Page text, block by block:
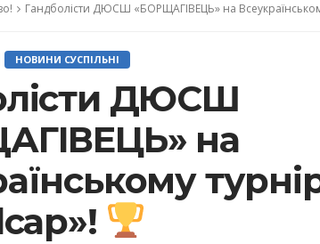
Гандболісти ДЮСШ «БОРЩАГІВЕЦЬ» на
НОВИНИ СУСПІЛЬНІ
ДЮСШ
на